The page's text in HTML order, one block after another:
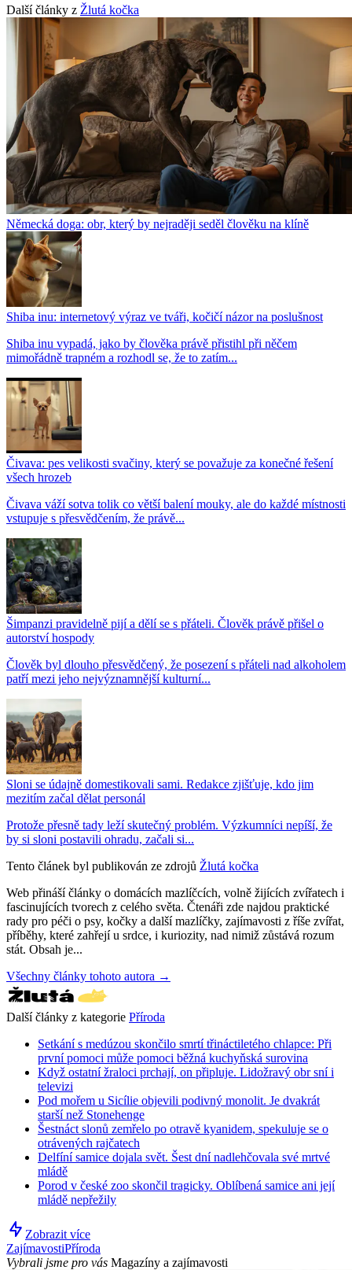
Další články z Žlutá kočka
Německá doga: obr, který by nejraději seděl člověku na klíně
Shiba inu: internetový výraz ve tváři, kočičí názor na poslušnost
Shiba inu vypadá, jako by člověka právě přistihl při něčem
mimořádně trapném a rozhodl se, že to zatím...
Čivava: pes velikosti svačiny, který se považuje za konečné řešení
všech hrozeb
Čivava váží sotva tolik co větší balení mouky, ale do každé místnosti
vstupuje s přesvědčením, že právě...
Šimpanzi pravidelně pijí a dělí se s přáteli. Člověk právě přišel o
autorství hospody
Člověk byl dlouho přesvědčený, že posezení s přáteli nad alkoholem
patří mezi jeho nejvýznamnější kulturní...
Sloni se údajně domestikovali sami. Redakce zjišťuje, kdo jim
mezitím začal dělat personál
Protože přesně tady leží skutečný problém. Výzkumníci nepíší, že
by si sloni postavili ohradu, začali si...
Tento článek byl publikován ze zdrojů Žlutá kočka
Web přináší články o domácích mazlíčcích, volně žijících zvířatech i
fascinujících tvorech z celého světa. Čtenáři zde najdou praktické
rady pro péči o psy, kočky a další mazlíčky, zajímavosti z říše zvířat,
příběhy, které zahřejí u srdce, i kuriozity, nad nimiž zůstává rozum
stát. Obsah je...
Všechny články tohoto autora →
Další články z kategorie Příroda
Setkání s medúzou skončilo smrtí třináctiletého chlapce: Při
první pomoci může pomoci běžná kuchyňská surovina
Když ostatní žraloci prchají, on připluje. Lidožravý obr sní i
televizi
Pod mořem u Sicílie objevili podivný monolit. Je dvakrát
starší než Stonehenge
Šestnáct slonů zemřelo po otravě kyanidem, spekuluje se o
otrávených rajčatech
Delfíní samice dojala svět. Šest dní nadlehčovala své mrtvé
mládě
Porod v české zoo skončil tragicky. Oblíbená samice ani její
mládě nepřežily
Zobrazit více
ZajímavostiPříroda
Vybrali jsme pro vás Magazíny a zajímavosti